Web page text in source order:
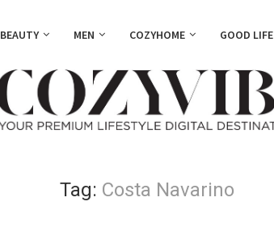
BEAUTY MEN COZYHOME GOOD LIFE
Tag: Costa Navarino